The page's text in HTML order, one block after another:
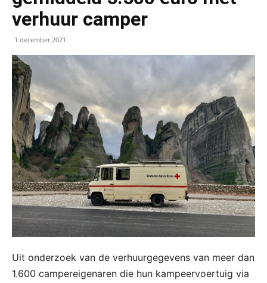
verhuur camper
1 december 2021
Uit onderzoek van de verhuurgegevens van meer dan
1.600 campereigenaren die hun kampeervoertuig via